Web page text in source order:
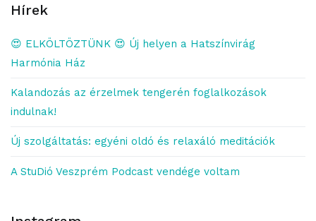
Hírek
😍 ELKÖLTÖZTÜNK 😍 Új helyen a Hatszínvirág
Harmónia Ház
Kalandozás az érzelmek tengerén foglalkozások
indulnak!
Új szolgáltatás: egyéni oldó és relaxáló meditációk
A StuDió Veszprém Podcast vendége voltam